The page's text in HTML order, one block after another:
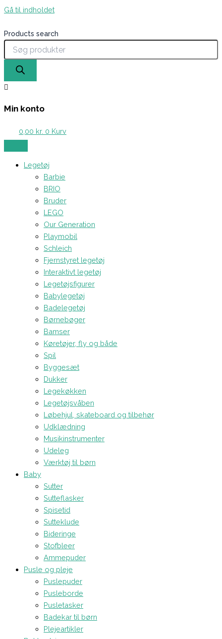
Gå til indholdet
Products search
Min konto
0,00 kr. 0 Kurv
Legetøj
Barbie
BRIO
Bruder
LEGO
Our Generation
Playmobil
Schleich
Fjernstyret legetøj
Interaktivt legetøj
Legetøjsfigurer
Babylegetøj
Badelegetøj
Børnebøger
Bamser
Køretøjer, fly og både
Spil
Byggesæt
Dukker
Legekøkken
Legetøjsvåben
Løbehjul, skateboard og tilbehør
Udklædning
Musikinstrumenter
Udeleg
Værktøj til børn
Baby
Sutter
Sutteflasker
Spisetid
Sutteklude
Bideringe
Stofbleer
Ammepuder
Pusle og pleje
Puslepuder
Pusleborde
Pusletasker
Badekar til børn
Plejeartikler